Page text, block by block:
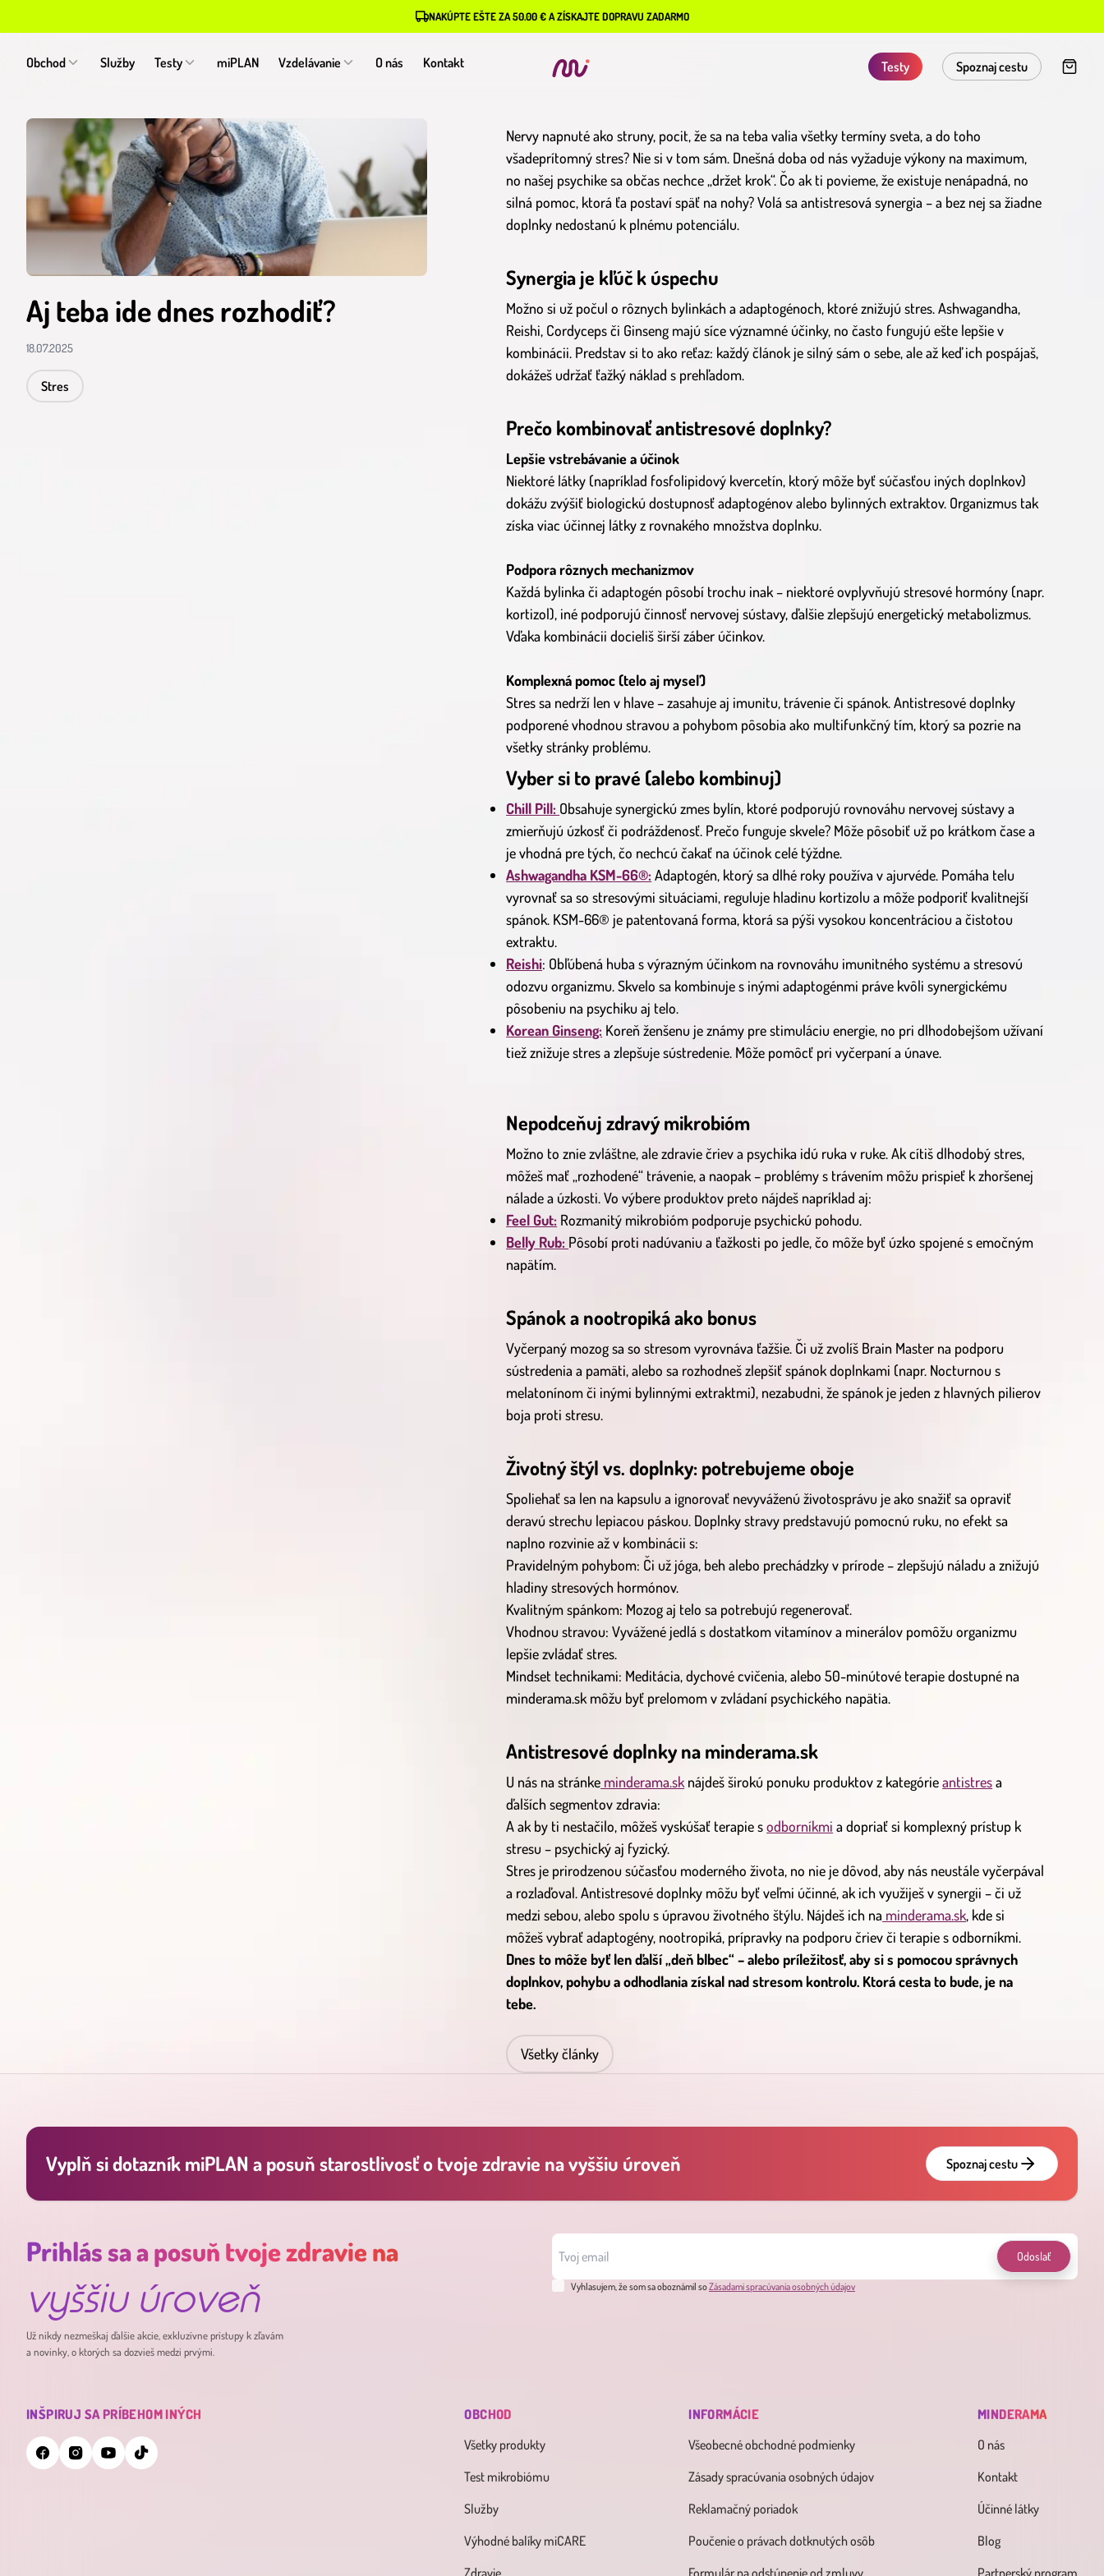
NAKÚPTE EŠTE ZA 50.00 € A ZÍSKAJTE DOPRAVU ZADARMO
Obchod Služby Testy miPLAN Vzdelávanie O nás Kontakt Testy Spoznaj cestu
Aj teba ide dnes rozhodiť?
18.07.2025
Stres
Nervy napnuté ako struny, pocit, že sa na teba valia všetky termíny sveta, a do toho
všadeprítomný stres? Nie si v tom sám. Dnešná doba od nás vyžaduje výkony na maximum,
no našej psychike sa občas nechce „držet krok“. Čo ak ti povieme, že existuje nenápadná, no
silná pomoc, ktorá ťa postaví späť na nohy? Volá sa antistresová synergia – a bez nej sa žiadne
doplnky nedostanú k plnému potenciálu.
Synergia je kľúč k úspechu
Možno si už počul o rôznych bylinkách a adaptogénoch, ktoré znižujú stres. Ashwagandha,
Reishi, Cordyceps či Ginseng majú síce významné účinky, no často fungujú ešte lepšie v
kombinácii. Predstav si to ako reťaz: každý článok je silný sám o sebe, ale až keď ich pospájaš,
dokážeš udržať ťažký náklad s prehľadom.
Prečo kombinovať antistresové doplnky?
Lepšie vstrebávanie a účinok
Niektoré látky (napríklad fosfolipidový kvercetín, ktorý môže byť súčasťou iných doplnkov)
dokážu zvýšiť biologickú dostupnosť adaptogénov alebo bylinných extraktov. Organizmus tak
získa viac účinnej látky z rovnakého množstva doplnku.
Podpora rôznych mechanizmov
Každá bylinka či adaptogén pôsobí trochu inak – niektoré ovplyvňujú stresové hormóny (napr.
kortizol), iné podporujú činnosť nervovej sústavy, ďalšie zlepšujú energetický metabolizmus.
Vďaka kombinácii docieliš širší záber účinkov.
Komplexná pomoc (telo aj myseľ)
Stres sa nedrží len v hlave – zasahuje aj imunitu, trávenie či spánok. Antistresové doplnky
podporené vhodnou stravou a pohybom pôsobia ako multifunkčný tím, ktorý sa pozrie na
všetky stránky problému.
Vyber si to pravé (alebo kombinuj)
Chill Pill: Obsahuje synergickú zmes bylín, ktoré podporujú rovnováhu nervovej sústavy a
zmierňujú úzkosť či podráždenosť. Prečo funguje skvele? Môže pôsobiť už po krátkom čase a
je vhodná pre tých, čo nechcú čakať na účinok celé týždne.
Ashwagandha KSM-66®:Adaptogén, ktorý sa dlhé roky používa v ajurvéde. Pomáha telu
vyrovnať sa so stresovými situáciami, reguluje hladinu kortizolu a môže podporiť kvalitnejší
spánok. KSM-66® je patentovaná forma, ktorá sa pýši vysokou koncentráciou a čistotou
extraktu.
Reishi: Obľúbená huba s výrazným účinkom na rovnováhu imunitného systému a stresovú
odozvu organizmu. Skvelo sa kombinuje s inými adaptogénmi práve kvôli synergickému
pôsobeniu na psychiku aj telo.
Korean Ginseng: Koreň ženšenu je známy pre stimuláciu energie, no pri dlhodobejšom užívaní
tiež znižuje stres a zlepšuje sústredenie. Môže pomôcť pri vyčerpaní a únave.
Nepodceňuj zdravý mikrobióm
Možno to znie zvláštne, ale zdravie čriev a psychika idú ruka v ruke. Ak cítiš dlhodobý stres,
môžeš mať „rozhodené“ trávenie, a naopak – problémy s trávením môžu prispieť k zhoršenej
nálade a úzkosti. Vo výbere produktov preto nájdeš napríklad aj:
Feel Gut: Rozmanitý mikrobióm podporuje psychickú pohodu.
Belly Rub: Pôsobí proti nadúvaniu a ťažkosti po jedle, čo môže byť úzko spojené s emočným
napätím.
Spánok a nootropiká ako bonus
Vyčerpaný mozog sa so stresom vyrovnáva ťažšie. Či už zvolíš Brain Master na podporu
sústredenia a pamäti, alebo sa rozhodneš zlepšiť spánok doplnkami (napr. Nocturnou s
melatonínom či inými bylinnými extraktmi), nezabudni, že spánok je jeden z hlavných pilierov
boja proti stresu.
Životný štýl vs. doplnky: potrebujeme oboje
Spoliehať sa len na kapsulu a ignorovať nevyváženú životosprávu je ako snažiť sa opraviť
deravú strechu lepiacou páskou. Doplnky stravy predstavujú pomocnú ruku, no efekt sa
naplno rozvinie až v kombinácii s:
Pravidelným pohybom: Či už jóga, beh alebo prechádzky v prírode – zlepšujú náladu a znižujú
hladiny stresových hormónov.
Kvalitným spánkom: Mozog aj telo sa potrebujú regenerovať.
Vhodnou stravou: Vyvážené jedlá s dostatkom vitamínov a minerálov pomôžu organizmu
lepšie zvládať stres.
Mindset technikami: Meditácia, dychové cvičenia, alebo 50-minútové terapie dostupné na
minderama.sk môžu byť prelomom v zvládaní psychického napätia.
Antistresové doplnky na minderama.sk
U nás na stránke minderama.sk nájdeš širokú ponuku produktov z kategórieantistresa
ďalších segmentov zdravia:
A ak by ti nestačilo, môžeš vyskúšať terapie sodborníkmi a dopriať si komplexný prístup k
stresu – psychický aj fyzický.
Stres je prirodzenou súčasťou moderného života, no nie je dôvod, aby nás neustále vyčerpával
a rozlaďoval. Antistresové doplnky môžu byť veľmi účinné, ak ich využiješ v synergii – či už
medzi sebou, alebo spolu s úpravou životného štýlu. Nájdeš ich na minderama.sk, kde si
môžeš vybrať adaptogény, nootropiká, prípravky na podporu čriev či terapie s odborníkmi.
Dnes to môže byť len ďalší „deň blbec“ – alebo príležitosť, aby si s pomocou správnych
doplnkov, pohybu a odhodlania získal nad stresom kontrolu. Ktorá cesta to bude, je na
tebe.
Všetky články
Vyplň si dotazník miPLAN a posuň starostlivosť o tvoje zdravie na vyššiu úroveň Spoznaj cestu
Prihlás sa a posuň tvoje zdravie na
vyššiu úroveň
Už nikdy nezmeškaj ďalšie akcie, exkluzívne prístupy k zľavám
a novinky, o ktorých sa dozvieš medzi prvými.
Odoslať
Vyhlasujem, že som sa oboznámil soZásadami spracúvania osobných údajov
INŠPIRUJ SA PRÍBEHOM INÝCH
OBCHOD
Všetky produkty
Test mikrobiómu
Služby
Výhodné balíky miCARE
Zdravie
INFORMÁCIE
Všeobecné obchodné podmienky
Zásady spracúvania osobných údajov
Reklamačný poriadok
Poučenie o právach dotknutých osôb
Formulár na odstúpenie od zmluvy
MINDERAMA
O nás
Kontakt
Účinné látky
Blog
Partnerský program